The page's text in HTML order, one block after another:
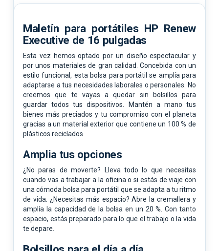
Maletín para portátiles HP Renew
Executive de 16 pulgadas
Esta vez hemos optado por un diseño espectacular y
por unos materiales de gran calidad. Concebida con un
estilo funcional, esta bolsa para portátil se amplía para
adaptarse a tus necesidades laborales o personales. No
creemos que te vayas a quedar sin bolsillos para
guardar todos tus dispositivos. Mantén a mano tus
bienes más preciados y tu compromiso con el planeta
gracias a un material exterior que contiene un 100 % de
plásticos reciclados
Amplia tus opciones
¿No paras de moverte? Lleva todo lo que necesitas
cuando vas a trabajar a la oficina o si estás de viaje con
una cómoda bolsa para portátil que se adapta a tu ritmo
de vida. ¿Necesitas más espacio? Abre la cremallera y
amplía la capacidad de la bolsa en un 20 %. Con tanto
espacio, estás preparado para lo que el trabajo o la vida
te depare.